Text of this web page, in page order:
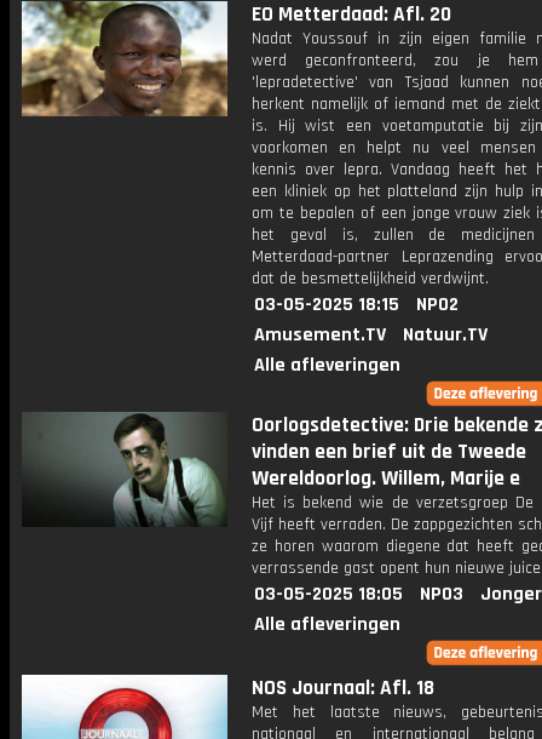
EO Metterdaad: Afl. 20
Nadat Youssouf in zijn eigen familie
werd geconfronteerd, zou je
'lepradetective' van Tsjaad kunnen
herkent namelijk of iemand met de
is. Hij wist een voetamputatie bij
voorkomen en helpt nu veel
kennis over lepra. Vandaag heeft het
een kliniek op het platteland zijn hulp
om te bepalen of een jonge vrouw ziek
het geval is, zullen de
Metterdaad-partner Leprazending
dat de besmettelijkheid verdwijnt.
03-05-2025 18:15
NPO2
Amusement.TV
Natuur.TV
Alle afleveringen
Oorlogsdetective: Drie bekende
vinden een brief uit de Tweede
Wereldoorlog. Willem, Marije e
Het is bekend wie de verzetsgroep De
Vijf heeft verraden. De zappgezichten
ze horen waarom diegene dat heeft
verrassende gast opent hun nieuwe
03-05-2025 18:05 NPO3
Alle afleveringen
NOS Journaal: Afl. 18
Met het laatste nieuws,
nationaal en internationaal